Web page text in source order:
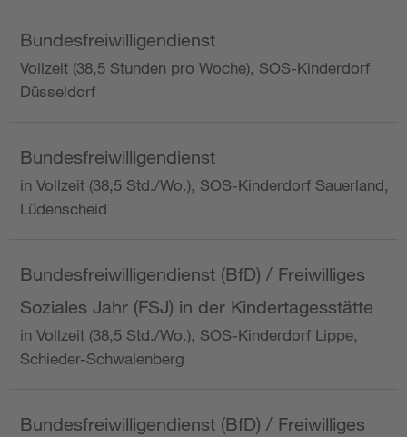
Bundesfreiwilligendienst
Vollzeit (38,5 Stunden pro Woche), SOS-Kinderdorf
Düsseldorf
Bundesfreiwilligendienst
in Vollzeit (38,5 Std./Wo.), SOS-Kinderdorf Sauerland,
Lüdenscheid
Bundesfreiwilligendienst (BfD) / Freiwilliges
Soziales Jahr (FSJ) in der Kindertagesstätte
in Vollzeit (38,5 Std./Wo.), SOS-Kinderdorf Lippe,
Schieder-Schwalenberg
Bundesfreiwilligendienst (BfD) / Freiwilliges